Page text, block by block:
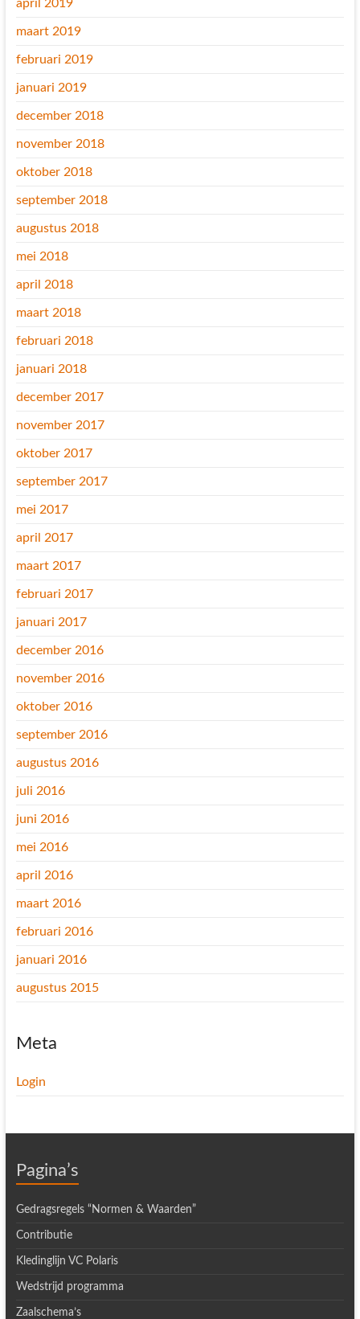
april 2019
maart 2019
februari 2019
januari 2019
december 2018
november 2018
oktober 2018
september 2018
augustus 2018
mei 2018
april 2018
maart 2018
februari 2018
januari 2018
december 2017
november 2017
oktober 2017
september 2017
mei 2017
april 2017
maart 2017
februari 2017
januari 2017
december 2016
november 2016
oktober 2016
september 2016
augustus 2016
juli 2016
juni 2016
mei 2016
april 2016
maart 2016
februari 2016
januari 2016
augustus 2015
Meta
Login
Pagina’s
Gedragsregels “Normen & Waarden”
Contributie
Kledinglijn VC Polaris
Wedstrijd programma
Zaalschema’s